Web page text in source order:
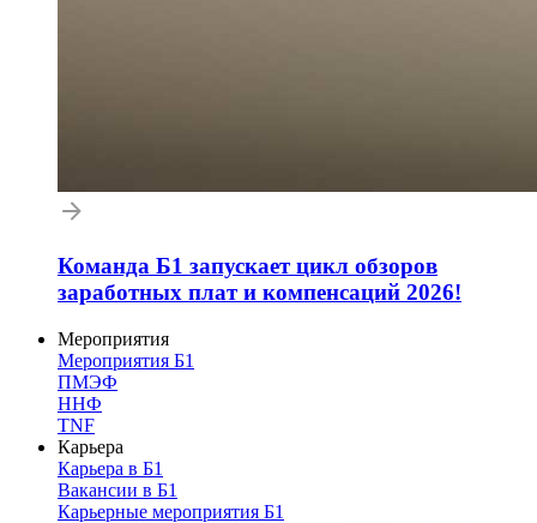
Команда Б1 запускает цикл обзоров
заработных плат и компенсаций 2026!
Мероприятия
Мероприятия Б1
ПМЭФ
ННФ
TNF
Карьера
Карьера в Б1
Вакансии в Б1
Карьерные мероприятия Б1